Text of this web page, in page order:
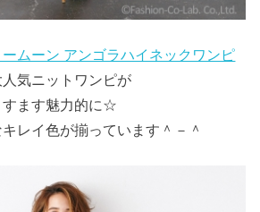
ームーン アンゴラハイネックワンピ
気ニットワンピが
すます魅力的に☆
レイ色が揃っています＾－＾